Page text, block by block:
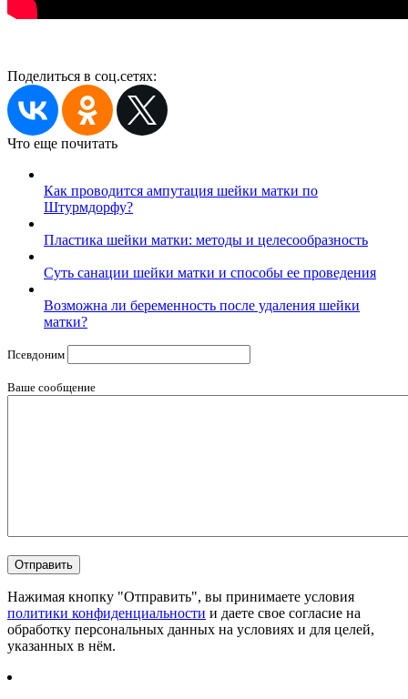
Поделиться в соц.сетях:
Что еще почитать
Как проводится ампутация шейки матки по
Штурмдорфу?
Пластика шейки матки: методы и целесообразность
Суть санации шейки матки и способы ее проведения
Возможна ли беременность после удаления шейки
матки?
Псевдоним
Ваше сообщение
Нажимая кнопку "Отправить", вы принимаете условия
политики конфиденциальности и даете свое согласие на
обработку персональных данных на условиях и для целей,
указанных в нём.